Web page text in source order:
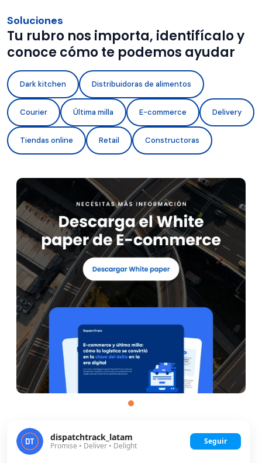
Soluciones
Tu rubro nos importa, identifícalo y
conoce cómo te podemos ayudar
Dark kitchen Distribuidoras de alimentos
Courier Última milla E-commerce Delivery
Tiendas online Retail Constructoras
dispatchtrack_latam
Promise • Deliver • Delight Seguir